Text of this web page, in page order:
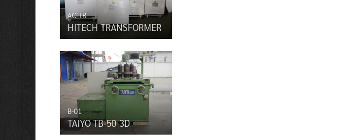
AC-TR
HITECH TRANSFORMER
B-01
TAIYO TB-50-3D